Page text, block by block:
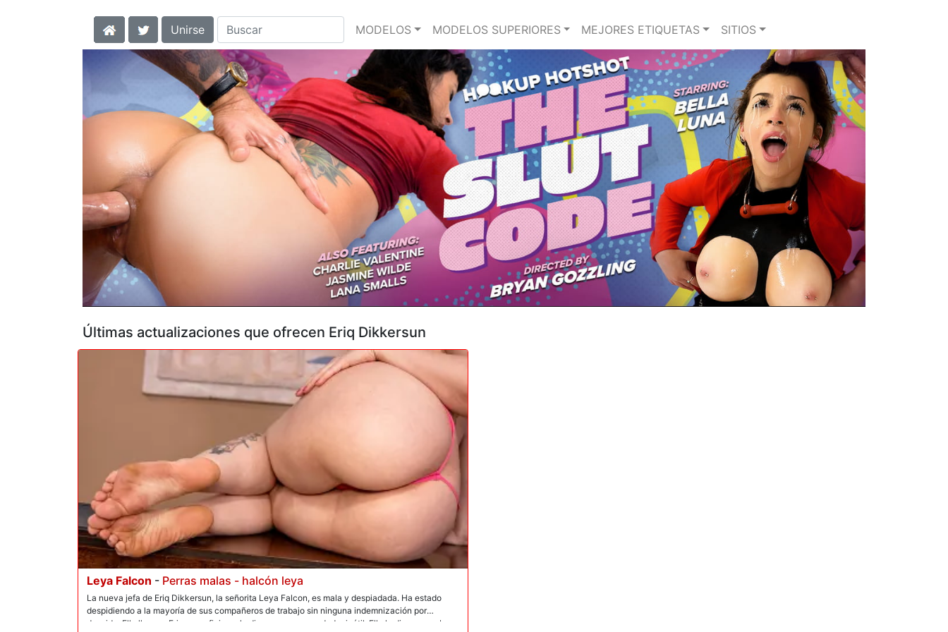
Unirse MODELOS MODELOS SUPERIORES MEJORES ETIQUETAS SITIOS
Últimas actualizaciones que ofrecen Eriq Dikkersun
Leya Falcon - Perras malas - halcón leya
La nueva jefa de Eriq Dikkersun, la señorita Leya Falcon, es mala y despiadada. Ha estado
despidiendo a la mayoría de sus compañeros de trabajo sin ninguna indemnización por
despido. Ella llama a Eric a su oficina y le dice que es un perdedor inútil. Ella le dice que sabe